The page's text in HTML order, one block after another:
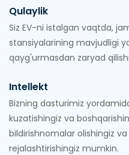
Qulaylik
Siz EV-ni istalgan vaqtda,
stansiyalarining mavjudligi
qayg'urmasdan zaryad
Intellekt
Bizning dasturimiz
kuzatishingiz va
bildirishnomalar olishingiz
rejalashtirishingiz mumkin.